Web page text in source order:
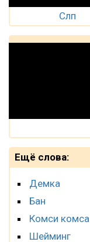
Слп
Ещё слова:
Демка
Бан
Комси комса
Шейминг